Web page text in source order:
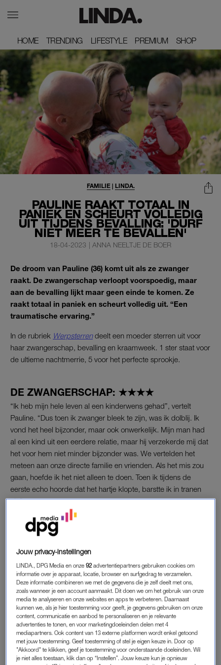
HOME
HOME TRENDING
TRENDING LIFESTYLE
LIFESTYLE PREMIUM
PREMIUM SHOP
SHOP
PAULINE RAAKT TOTAAL IN
PANIEK EN SCHEURT VOLLEDIG
UIT TIJDENS BEVALLING: 'DURF
NIET MEER TE BEVALLEN'
FAMILIE| LINDA.
18-04-2023 | ANNA NEELTJE DE BOER
De droom van Pauline (36) komt uit als ze zwanger
raakt. De zwangerschap verloopt voorspoedig, maar
aan de bevalling lijkt maar geen einde te komen. Ze
raakt totaal in paniek en scheurt volledig uit. “Een
traumatische ervaring.”
In de rubriek Werpsterrendeelt een moeder sterren uit voor
haar zwangerschap, bevalling en kraamweek. 1 ster staat voor
de ultieme nachtmerrie, 5 voor het perfecte sprookje.
DE ZWANGERSCHAP: ★★★★
“Ik heb mijn hele leven al een kinderwens gehad”, vertelt
Pauline. “Dus toen ik zwanger bleek te zijn, was ik dolblij. Ik
vond het heel bijzonder, maar ook onwerkelijk. Mijn man had
al een kind uit een eerdere relatie, maar hij verzekerde mij dat
het voor hem niet minder bijzonder was. We vertelden het
meteen aan onze directe familie en vrienden. Als het mis zou
gaan, hoefde ik het niet alleen te doen. Toen ik tijdens de
eerste echo hoorde dat het hartje klopte, barstte ik in tranen
uit.”
Pauline is blij en voelt zich goed. “Natuurlijk had ik wat
bijkomende kwaaltjes, maar eigenlijk had ik niks te klagen.”
alleen online kan deelnemen aan cursussen en bijeenkomsten.
“Depufcursusheb ik online gevolgd en de
verloskundigenpraktijk had wat filmpjes op YouTube gezet die
ik kon kijken ter voorbereiding op wat komen ging.”
Isabelle werd overvallen door
een stortbevalling: 'Ik had een
totaalruptuur'
Jouw privacy-instellingen
LINDA., DPG Media en onze92 advertentiepartners gebruiken cookies om
informatie over je apparaat, locatie, browser en surfgedrag te verzamelen.
Deze informatie combineren we met de gegevens die je zelf deelt met ons,
zoals wanneer je een account aanmaakt. Dit doen we om het gebruik van onze
media te analyseren en onze websites en apps te verbeteren. Daarnaast
kunnen we, als je hier toestemming voor geeft, je gegevens gebruiken om onze
content, communicatie en aanbod te personaliseren en je relevante
advertenties te tonen, en voor marketingdoeleinden delen met 4
mediapartners. Ook content van 13 externe platformen wordt enkel getoond
met jouw toestemming. Geef toestemming of stel je eigen keuze in. Door op
"Akkoord" te klikken, geef je toestemming voor onderstaande doeleinden. Wil
je niet alles toestaan, klik dan op “Instellen”. Jouw keuze kun je opnieuw